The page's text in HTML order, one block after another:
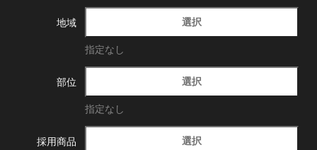
地域 選択
指定なし
部位 選択
指定なし
採用商品 選択